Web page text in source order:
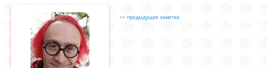
<< предыдущая заметка